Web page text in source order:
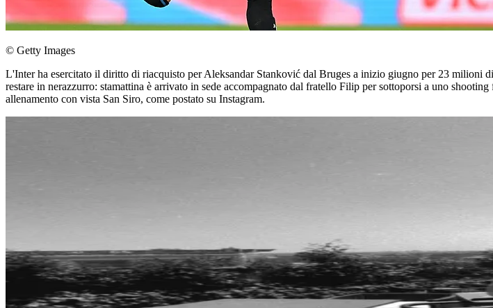
© Getty Images
L'Inter ha esercitato il diritto di riacquisto per Aleksandar Stanković dal Bruges a inizio giugno per 23 milioni
restare in nerazzurro: stamattina è arrivato in sede accompagnato dal fratello Filip per sottoporsi a uno
allenamento con vista San Siro, come postato su Instagram.